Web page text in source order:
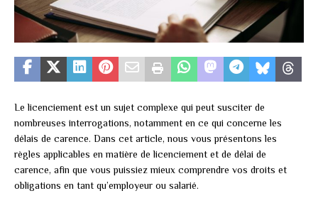
Le licenciement est un sujet complexe qui peut susciter de
nombreuses interrogations, notamment en ce qui concerne les
délais de carence. Dans cet article, nous vous présentons les
règles applicables en matière de licenciement et de délai de
carence, afin que vous puissiez mieux comprendre vos droits et
obligations en tant qu’employeur ou salarié.